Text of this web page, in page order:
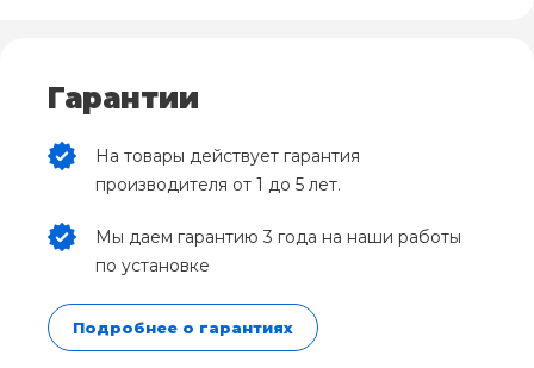
Гарантии
На товары действует гарантия
производителя от 1 до 5 лет.
Мы даем гарантию 3 года на наши работы
по установке
Подробнее о гарантиях